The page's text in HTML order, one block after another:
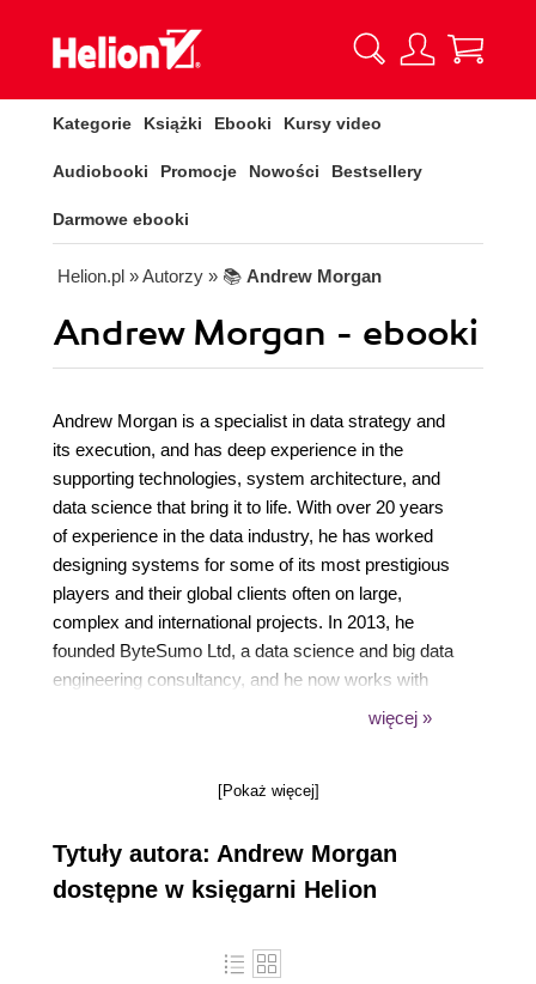
Kategorie Książki Ebooki Kursy video
Audiobooki Promocje Nowości Bestsellery
Darmowe ebooki
Helion.pl » Autorzy » 📚 Andrew Morgan
Andrew Morgan - ebooki
Andrew Morgan is a specialist in data strategy and
its execution, and has deep experience in the
supporting technologies, system architecture, and
data science that bring it to life. With over 20 years
of experience in the data industry, he has worked
designing systems for some of its most prestigious
players and their global clients often on large,
complex and international projects. In 2013, he
founded ByteSumo Ltd, a data science and big data
engineering consultancy, and he now works with
clients in Europe and the USA. Andrew is an active
research project investigating long-range predictions
drifting cultural, geopolitical and economic trends. He
also sits on the Hadoop Summit EU data science
selection committee, and has spoken at many
enjoys participating in the Data Science and Big
więcej »
[Pokaż więcej]
Tytuły autora: Andrew Morgan
dostępne w księgarni Helion